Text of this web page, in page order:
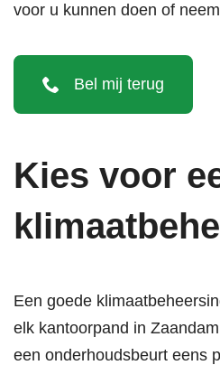
voor u kunnen doen of
Bel mij terug
Kies voor
Een goede
elk kantoorpand in
een onderhoudsbeurt eens